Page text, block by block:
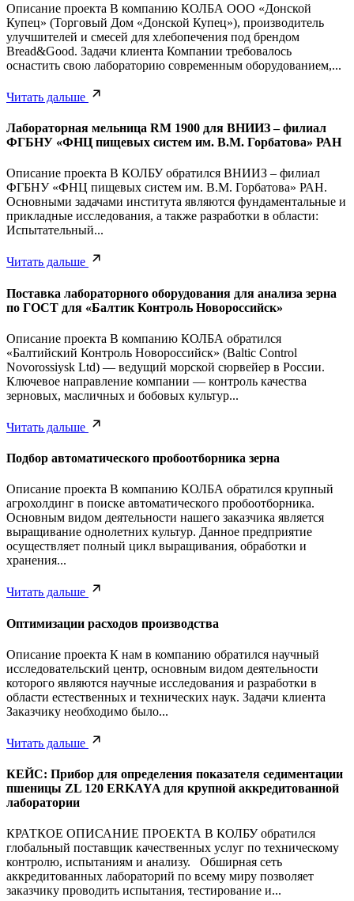
Описание проекта В компанию КОЛБА ООО «Донской
Купец» (Торговый Дом «Донской Купец»), производитель
улучшителей и смесей для хлебопечения под брендом
Bread&Good. Задачи клиента Компании требовалось
оснастить свою лабораторию современным оборудованием,...
Читать дальше
Лабораторная мельница RM 1900 для ВНИИЗ – филиал
ФГБНУ «ФНЦ пищевых систем им. В.М. Горбатова» РАН
Описание проекта В КОЛБУ обратился ВНИИЗ – филиал
ФГБНУ «ФНЦ пищевых систем им. В.М. Горбатова» РАН.
Основными задачами института являются фундаментальные и
прикладные исследования, а также разработки в области:
Испытательный...
Читать дальше
Поставка лабораторного оборудования для анализа зерна
по ГОСТ для «Балтик Контроль Новороссийск»
Описание проекта В компанию КОЛБА обратился
«Балтийский Контроль Новороссийск» (Baltic Control
Novorossiysk Ltd) — ведущий морской сюрвейер в России.
Ключевое направление компании — контроль качества
зерновых, масличных и бобовых культур...
Читать дальше
Подбор автоматического пробоотборника зерна
Описание проекта В компанию КОЛБА обратился крупный
агрохолдинг в поиске автоматического пробоотборника.
Основным видом деятельности нашего заказчика является
выращивание однолетних культур. Данное предприятие
осуществляет полный цикл выращивания, обработки и
хранения...
Читать дальше
Оптимизации расходов производства
Описание проекта К нам в компанию обратился научный
исследовательский центр, основным видом деятельности
которого являются научные исследования и разработки в
области естественных и технических наук. Задачи клиента
Заказчику необходимо было...
Читать дальше
КЕЙС: Прибор для определения показателя седиментации
пшеницы ZL 120 ERKAYA для крупной аккредитованной
лаборатории
КРАТКОЕ ОПИСАНИЕ ПРОЕКТА В КОЛБУ обратился
глобальный поставщик качественных услуг по техническому
контролю, испытаниям и анализу. Обширная сеть
аккредитованных лабораторий по всему миру позволяет
заказчику проводить испытания, тестирование и...